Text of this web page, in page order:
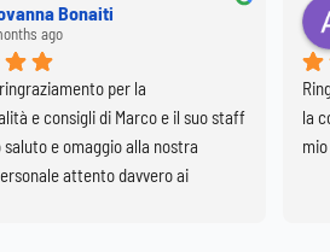
Colombo
ago
la mia gratitudine per la
e soprattuto per la discreione
cosi difficile. Gentili, rispettosi
Ho